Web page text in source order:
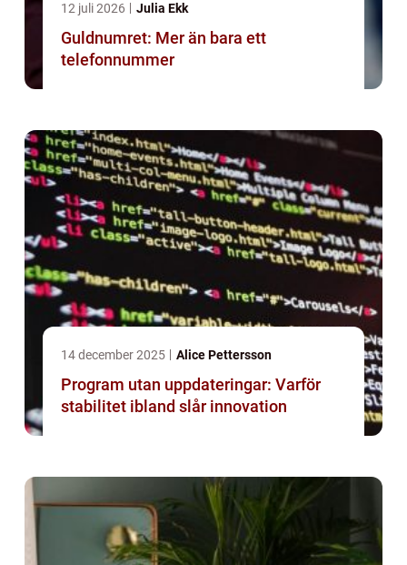
12 juli 2026 Julia Ekk
Guldnumret: Mer än bara ett
telefonnummer
14 december 2025 Alice Pettersson
Program utan uppdateringar: Varför
stabilitet ibland slår innovation